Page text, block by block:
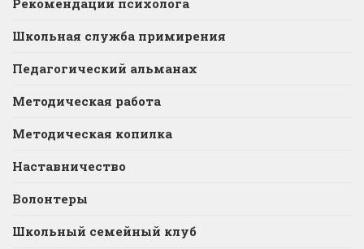
Рекомендации психолога
Школьная служба примирения
Педагогический альманах
Методическая работа
Методическая копилка
Наставничество
Волонтеры
Школьный семейный клуб